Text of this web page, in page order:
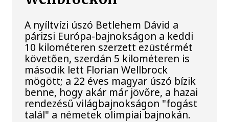
A nyíltvízi úszó Betlehem Dávid a
párizsi Európa-bajnokságon a keddi
10 kilométeren szerzett ezüstérmét
követően, szerdán 5 kilométeren is
második lett Florian Wellbrock
mögött; a 22 éves magyar úszó bízik
benne, hogy akár már jövőre, a hazai
rendezésű világbajnokságon "fogást
talál" a németek olimpiai bajnokán.